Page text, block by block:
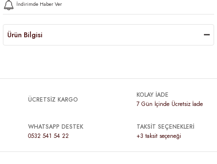
İndirimde Haber Ver
Ürün Bilgisi
ÜCRETSİZ KARGO
KOLAY İADE
7 Gün İçinde Ücretsiz İade
WHATSAPP DESTEK
0532 541 54 22
TAKSİT SEÇENEKLERİ
+3 taksit seçeneği